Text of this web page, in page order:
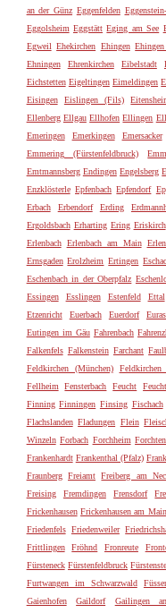
an der Günz Eggenfelden
Eggolsheim Eggstätt Eging am See
Egweil Ehekirchen Ehingen
Ehningen
Ehrenkirchen Eibelstadt
Eichstetten Eigeltingen Eimeldingen
Eisingen
Eislingen (Fils)
Ellenberg Ellgau Ellhofen Ellingen
Emeringen
Emerkingen Emersacker
Emmering (Fürstenfeldbruck)
Emtmannsberg Endingen Engelsberg
Enzklösterle Epfenbach Epfendorf
Erbach
Erbendorf Erding
Ergoldsbach Erharting Ering Eriskirch
Erlenbach Erlenbach am Main
Ernsgaden Erolzheim Ertingen
Eschenbach in der Oberpfalz
Essingen
Esslingen Estenfeld Ettal
Etzenricht
Euerbach Euerdorf
Eutingen im Gäu Fahrenbach
Falkenfels Falkenstein Farchant
Feldkirchen (München)
Feldkirchen
Fellheim
Fensterbach Feucht
Finning Finningen Finsing Fischach
Flachslanden Fladungen Flein
Winzeln Forbach Forchheim
Frankenhardt Frankenthal (Pfalz)
Fraunberg Freiamt Freiberg am
Freising
Fremdingen Frensdorf
Frickenhausen Frickenhausen am Main
Friedenfels Friedenweiler
Frittlingen
Fröhnd Fronreute
Fürsteneck Fürstenfeldbruck
Furtwangen im Schwarzwald
Gaienhofen
Gaildorf Gailingen